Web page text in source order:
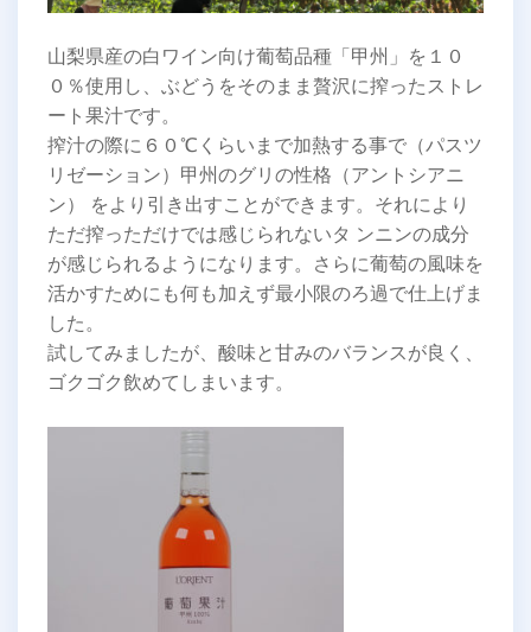
山梨県産の白ワイン向け葡萄品種「甲州」を１０
０％使用し、ぶどうをそのまま贅沢に搾ったストレ
ート果汁です。
搾汁の際に６０℃くらいまで加熱する事で（パスツ
リゼーション）甲州のグリの性格（アントシアニ
ン） をより引き出すことができます。それにより
ただ搾っただけでは感じられないタ ンニンの成分
が感じられるようになります。さらに葡萄の風味を
活かすためにも何も加えず最小限のろ過で仕上げま
した。
試してみましたが、酸味と甘みのバランスが良く、
ゴクゴク飲めてしまいます。